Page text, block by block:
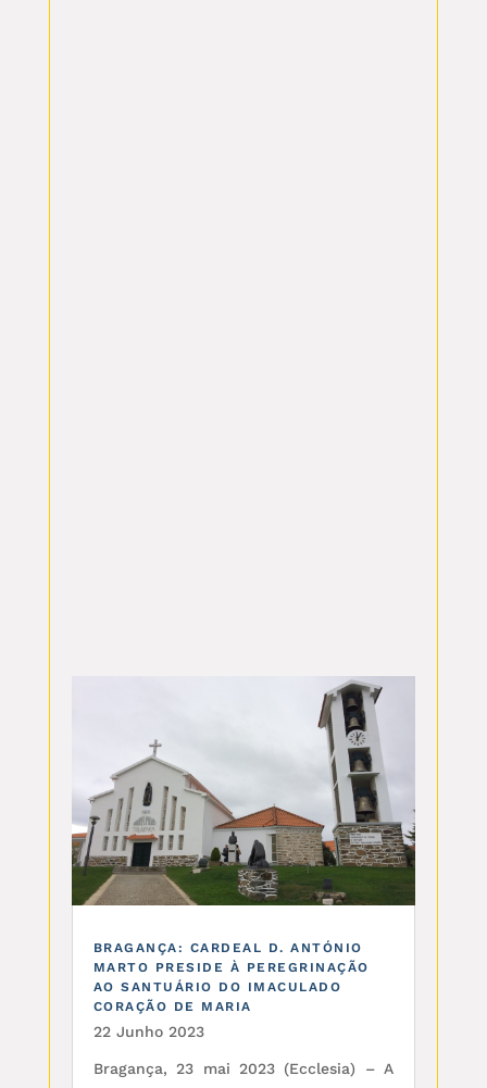
BRAGANÇA: CARDEAL D. ANTÓNIO
MARTO PRESIDE À PEREGRINAÇÃO
AO SANTUÁRIO DO IMACULADO
CORAÇÃO DE MARIA
22 Junho 2023
Bragança, 23 mai 2023 (Ecclesia) – A